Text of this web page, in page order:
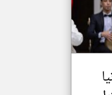
الدولة
على مدار الساعة